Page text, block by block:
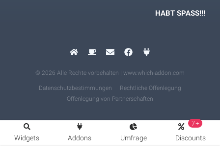
HABT SPASS!!!
© 2026 Alle Rechte vorbehalten | www.which-addon.com
Datenschutzbestimmungen
Rechtliche Offenlegung
Offenlegung von Partnerschaften
Widgets Addons Umfrage
7+
Discounts